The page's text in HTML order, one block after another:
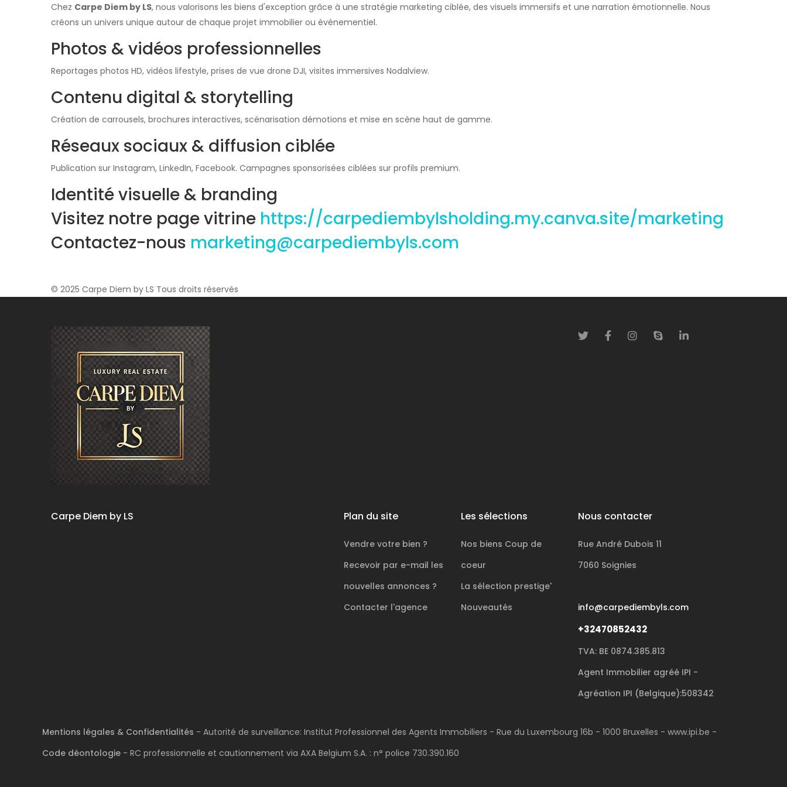
Chez Carpe Diem by LS, nous valorisons les biens d'exception grâce à une stratégie marketing ciblée, des visuels immersifs et une narration émotionnelle. Nous
créons un univers unique autour de chaque projet immobilier ou événementiel.
Photos & vidéos professionnelles
Reportages photos HD, vidéos lifestyle, prises de vue drone DJI, visites immersives Nodalview.
Contenu digital & storytelling
Création de carrousels, brochures interactives, scénarisation démotions et mise en scène haut de gamme.
Réseaux sociaux & diffusion ciblée
Publication sur Instagram, LinkedIn, Facebook. Campagnes sponsorisées ciblées sur profils premium.
Identité visuelle & branding
Visitez notre page vitrine https://carpediembylsholding.my.canva.site/marketing
Contactez-nous marketing@carpediembyls.com
© 2025 Carpe Diem by LS Tous droits réservés
Carpe Diem by LS Plan du site
Vendre votre bien ?
Recevoir par e-mail les
nouvelles annonces ?
Contacter l'agence
Les sélections
Nos biens Coup de
coeur
La sélection prestige'
Nouveautés
Nous contacter
Rue André Dubois 11
7060 Soignies
info@carpediembyls.com
+32470852432
TVA: BE 0874.385.813
Agent Immobilier agréé IPI -
Agréation IPI (Belgique):508342
Mentions légales & Confidentialités - Autorité de surveillance: Institut Professionnel des Agents Immobiliers - Rue du Luxembourg 16b - 1000 Bruxelles - www.ipi.be -
Code déontologie - RC professionnelle et cautionnement via AXA Belgium S.A. : n° police 730.390.160